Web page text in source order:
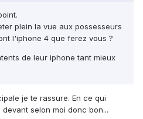
plein la vue aux possesseurs
l'iphone 4 que ferez vous ?
de leur iphone tant mieux
je te rassure. En ce qui
selon moi donc bon...